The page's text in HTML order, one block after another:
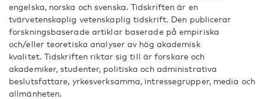
engelska, norska och svenska.Tidskriften är en
tvärvetenskaplig vetenskaplig tidskrift. Den publicerar
forskningsbaserade artiklar baserade på empiriska
och/eller teoretiska analyser av hög akademisk
kvalitet. Tidskriften riktar sig till är forskare och
akademiker, studenter, politiska och administrativa
beslutsfattare, yrkesverksamma, intressegrupper, media och
allmänheten.